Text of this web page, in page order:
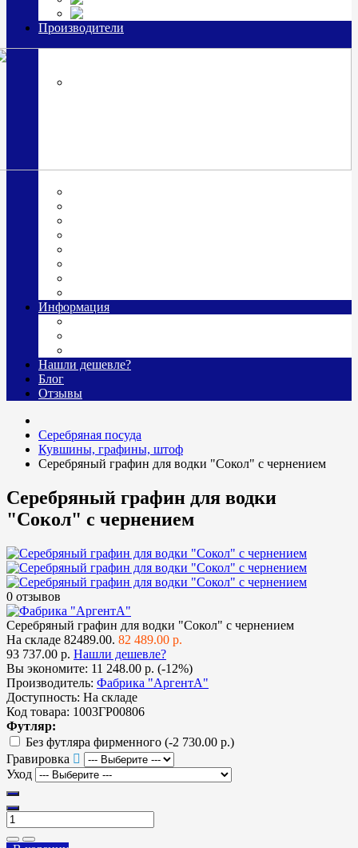
Производители
Информация
Нашли дешевле?
Блог
Отзывы
Серебряная посуда
Кувшины, графины, штоф
Серебряный графин для водки "Сокол" с чернением
Серебряный графин для водки
"Сокол" с чернением
0 отзывов
Серебряный графин для водки "Сокол" с чернением
На складе 82489.00. 82 489.00 р.
93 737.00 р. Нашли дешевле?
Вы экономите: 11 248.00 р. (-12%)
Производитель: Фабрика "АргентА"
Доступность: На складе
Код товара: 1003ГР00806
Футляр:
Без футляра фирменного (-2 730.00 р.)
Гравировка
Уход